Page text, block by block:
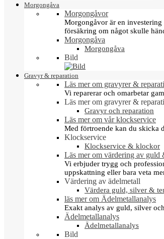
Morgongåva
Morgongåvor
Morgongåvor är en
försäkring om något skulle
Morgongåva
Morgongåva
Bild
Gravyr & reparation
Läs mer om gravyrer &
Vi reparerar och omarbetar
Läs mer om gravyrer &
Gravyr och reparation
Läs mer om vår klockservice
Med förtroende kan du skicka
Klockservice
Klockservice & klockor
Läs mer om värdering av guld
Vi erbjuder trygg och
uppskattning eller bara veta
Värdering av ädelmetall
Värdera guld, silver &
läs mer om Ädelmetallanalys
Exakt analys av guld, silver
Ädelmetallanalys
Ädelmetallanalys
Bild